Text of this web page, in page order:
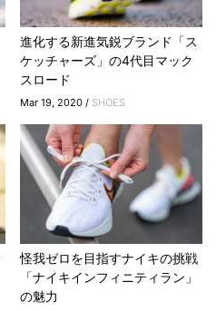
進化する新進気鋭ブランド「ス
ケッチャーズ」の4代目マック
スロード
Mar 19, 2020 / SHOES
怪我ゼロを目指すナイキの挑戦
「ナイキインフィニティラン」
の魅力